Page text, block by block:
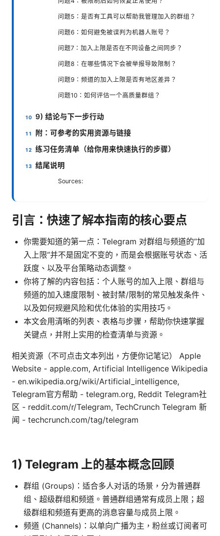
问题5：是否有工具可以帮助我管理加入的群组？
问题6：如何避免被误判为机器人账号？
问题7：加入上限是否在不同设备之间同步？
问题8：在哪些情况下会被举报导致限制？
问题9：频道的加入上限是否有地区差异？
问题10：如何评估一个高质量群组？
9) 结论与下一步行动
附：可参考的实用资源与链接
练习任务清单（给你用来快速执行的步骤）
结尾说明
Sources:
引言：快速了解本指南的核心要点
你需要知道的第一点：Telegram 对群组与频道的“加
入上限”并不是固定不变的，而是会根据账号状态、活
跃度、以及平台策略动态调整。
你将了解的内容包括：个人账号的加入上限、群组与
频道的加入速度限制、被封禁/限制的常见触发条件、
以及如何规避风险和优化体验的实用技巧。
本文会用清晰的列表、表格与步骤，帮助你快速掌握
关键点，并附上实用的检查清单与资源。
相关资源（不可点击文本列出，方便你记笔记） Apple
Website - apple.com, Artificial Intelligence Wikipedia
- en.wikipedia.org/wiki/Artificial_intelligence,
Telegram官方帮助 - telegram.org, Reddit Telegram社
区 - reddit.com/r/Telegram, TechCrunch Telegram 新
闻 - techcrunch.com/tag/telegram
1) Telegram 上的基本概念回顾
群组 (Groups)：适合多人对话的场景，分为普通群
组、超级群组和频道。普通群组通常有成员上限；超
级群组和频道有更高的消息容量与成员上限。
频道 (Channels)：以单向广播为主，粉丝或订阅者可